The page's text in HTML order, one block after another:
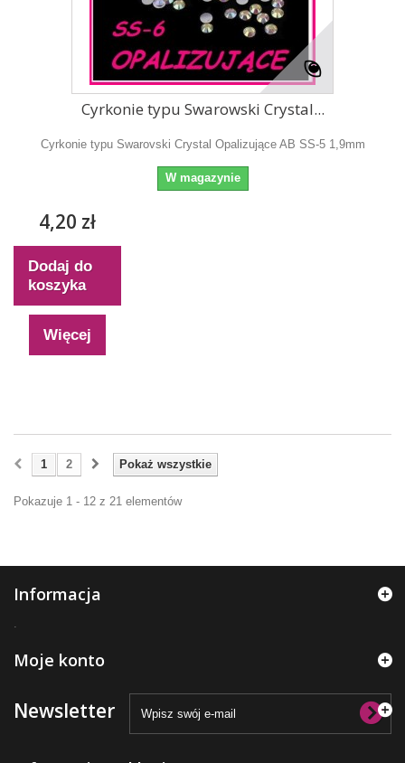
Cyrkonie typu Swarowski Crystal...
Cyrkonie typu Swarovski Crystal Opalizujące AB SS-5 1,9mm
W magazynie
4,20 zł
Dodaj do
koszyka
Więcej
Pokaż wszystkie
1 2
Pokazuje 1 - 12 z 21 elementów
Informacja
.
Moje konto
Newsletter